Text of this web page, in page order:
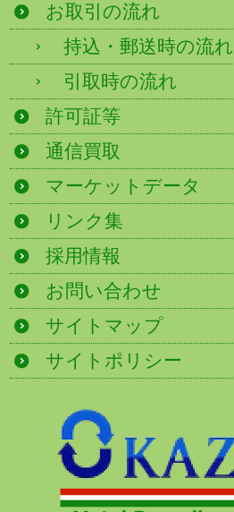
お取引の流れ
持込・郵送時の流れ
引取時の流れ
許可証等
通信買取
マーケットデータ
リンク集
採用情報
お問い合わせ
サイトマップ
サイトポリシー